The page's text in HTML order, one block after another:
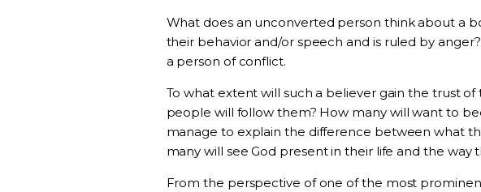
What does an unconverted person think about a
their behavior and/or speech and is ruled by
a person of conflict.
To what extent will such a believer gain the trust
people will follow them? How many will want to
manage to explain the difference between what
many will see God present in their life and the way
From the perspective of one of the most